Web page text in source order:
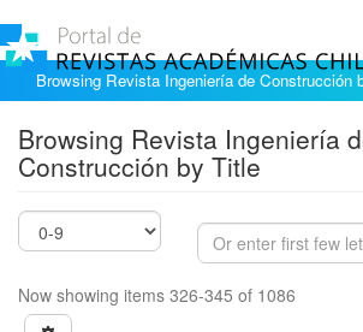
Browsing Revista Ingeniería de Construcción
Browsing Revista Ingeniería
Construcción by Title
Now showing items 326-345 of 1086